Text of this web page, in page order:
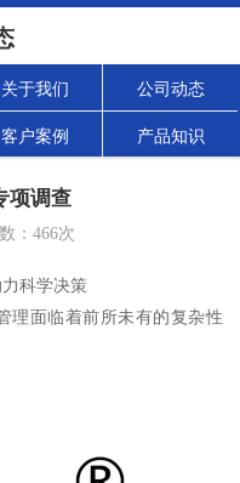
关于我们 公司动态
客户案例 产品知识
项调查
： 466次
科学决策
理面临着前所未有的复杂性